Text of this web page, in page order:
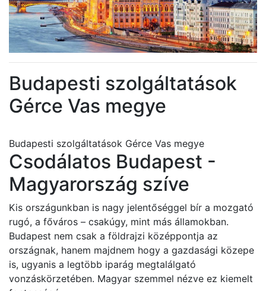
Budapesti szolgáltatások
Gérce Vas megye
Budapesti szolgáltatások Gérce Vas megye
Csodálatos Budapest -
Magyarország szíve
Kis országunkban is nagy jelentőséggel bír a mozgató
rugó, a főváros – csakúgy, mint más államokban.
Budapest nem csak a földrajzi középpontja az
országnak, hanem majdnem hogy a gazdasági közepe
is, ugyanis a legtöbb iparág megtalálgató
vonzáskörzetében. Magyar szemmel nézve ez kiemelt